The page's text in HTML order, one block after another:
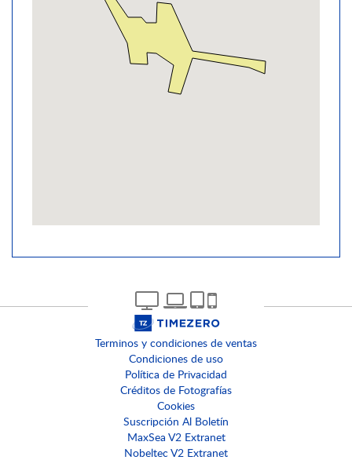
Terminos y condiciones de ventas
Condiciones de uso
Política de Privacidad
Créditos de Fotografías
Cookies
Suscripción Al Boletín
MaxSea V2 Extranet
Nobeltec V2 Extranet